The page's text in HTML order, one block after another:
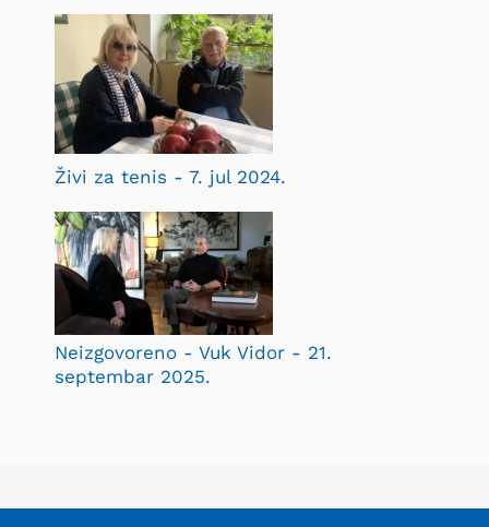
Živi za tenis - 7. jul 2024.
Neizgovoreno - Vuk Vidor - 21.
septembar 2025.